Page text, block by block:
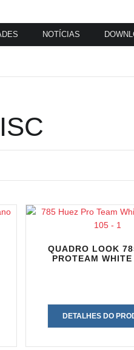
NOTÍCIAS
QUADRO LOOK
PROTEAM
DETALHES DO